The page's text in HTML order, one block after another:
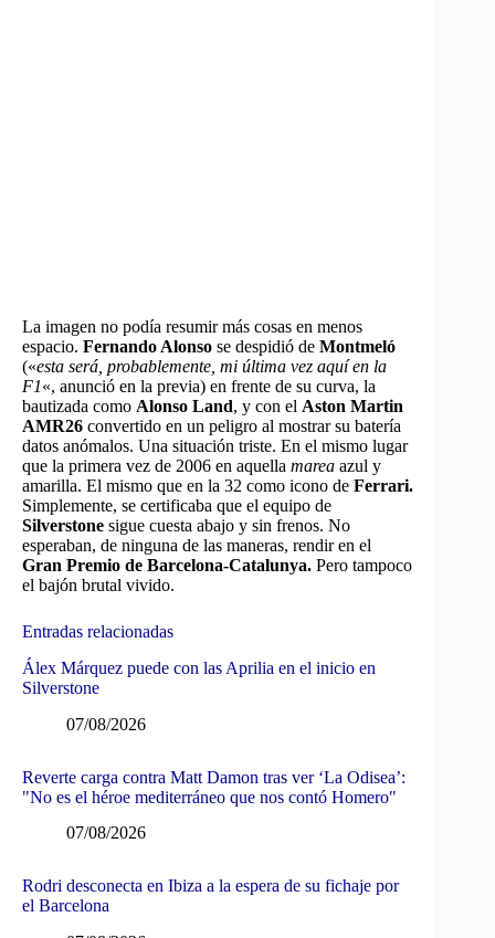
La imagen no podía resumir más cosas en menos
espacio. Fernando Alonso se despidió de Montmeló
(«esta será, probablemente, mi última vez aquí en la
F1«, anunció en la previa) en frente de su curva, la
bautizada como Alonso Land, y con el Aston Martin
AMR26 convertido en un peligro al mostrar su batería
datos anómalos. Una situación triste. En el mismo lugar
que la primera vez de 2006 en aquella marea azul y
amarilla. El mismo que en la 32 como icono de Ferrari.
Simplemente, se certificaba que el equipo de
Silverstone sigue cuesta abajo y sin frenos. No
esperaban, de ninguna de las maneras, rendir en el
Gran Premio de Barcelona-Catalunya. Pero tampoco
el bajón brutal vivido.
Entradas relacionadas
Álex Márquez puede con las Aprilia en el inicio en
Silverstone
07/08/2026
Reverte carga contra Matt Damon tras ver ‘La Odisea’:
"No es el héroe mediterráneo que nos contó Homero"
07/08/2026
Rodri desconecta en Ibiza a la espera de su fichaje por
el Barcelona